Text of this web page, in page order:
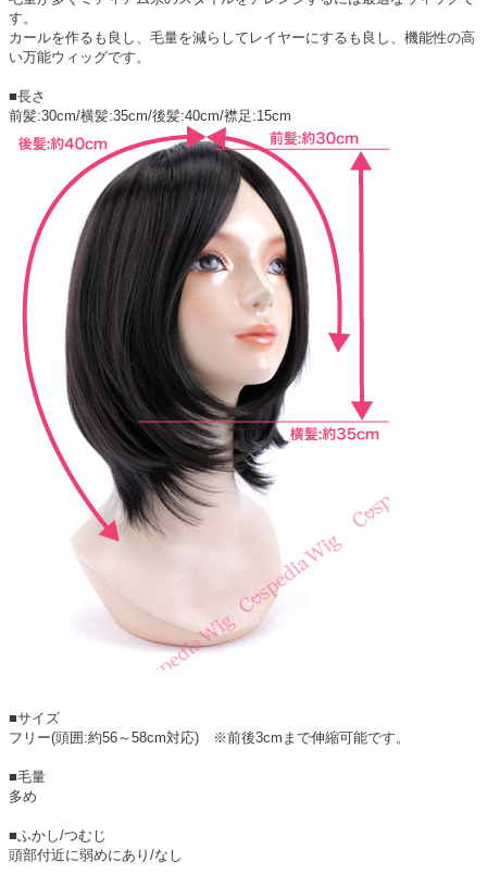
す。
カールを作るも良し、毛量を減らしてレイヤーにするも良し、機能性の高
い万能ウィッグです。
■長さ
前髪:30cm/横髪:35cm/後髪:40cm/襟足:15cm
■サイズ
フリー(頭囲:約56～58cm対応) ※前後3cmまで伸縮可能です。
■毛量
多め
■ふかし/つむじ
頭部付近に弱めにあり/なし